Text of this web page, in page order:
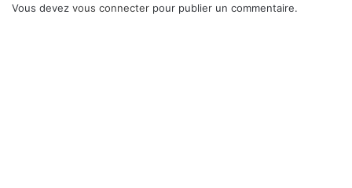
Vous devez vous connecter pour publier un commentaire.